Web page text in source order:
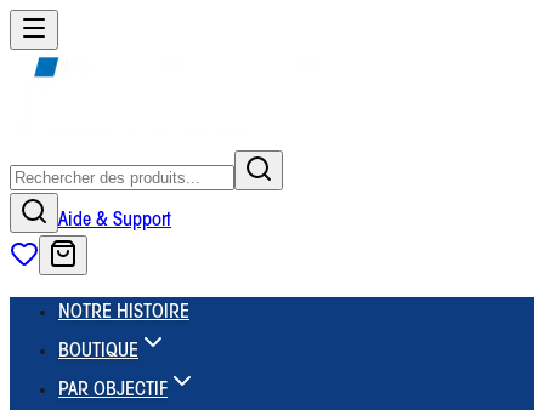
Aide & Support
NOTRE HISTOIRE
BOUTIQUE
PAR OBJECTIF